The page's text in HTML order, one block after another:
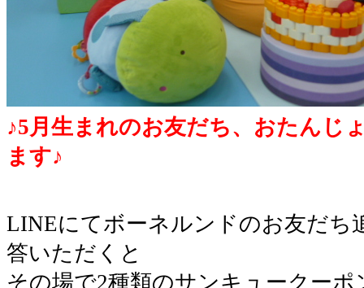
♪5月生まれのお友だち、おたんじ
ます♪
LINEにてボーネルンドのお友だち
答いただくと
その場で2種類のサンキュークー